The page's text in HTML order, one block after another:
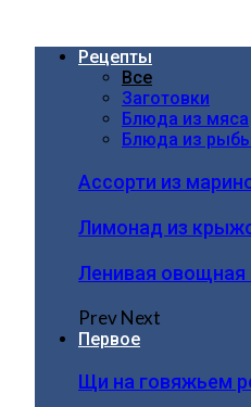
Рецепты
Все
Заготовки
Блюда из мяса
Блюда из
Ассорти из
Лимонад из
Ленивая овощная
PrevNext
Первое
Щи на говяжьем